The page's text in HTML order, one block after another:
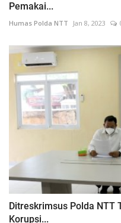
Pemakai...
Humas Polda NTT Jan 8, 2023
Ditreskrimsus Polda NTT
Korupsi...